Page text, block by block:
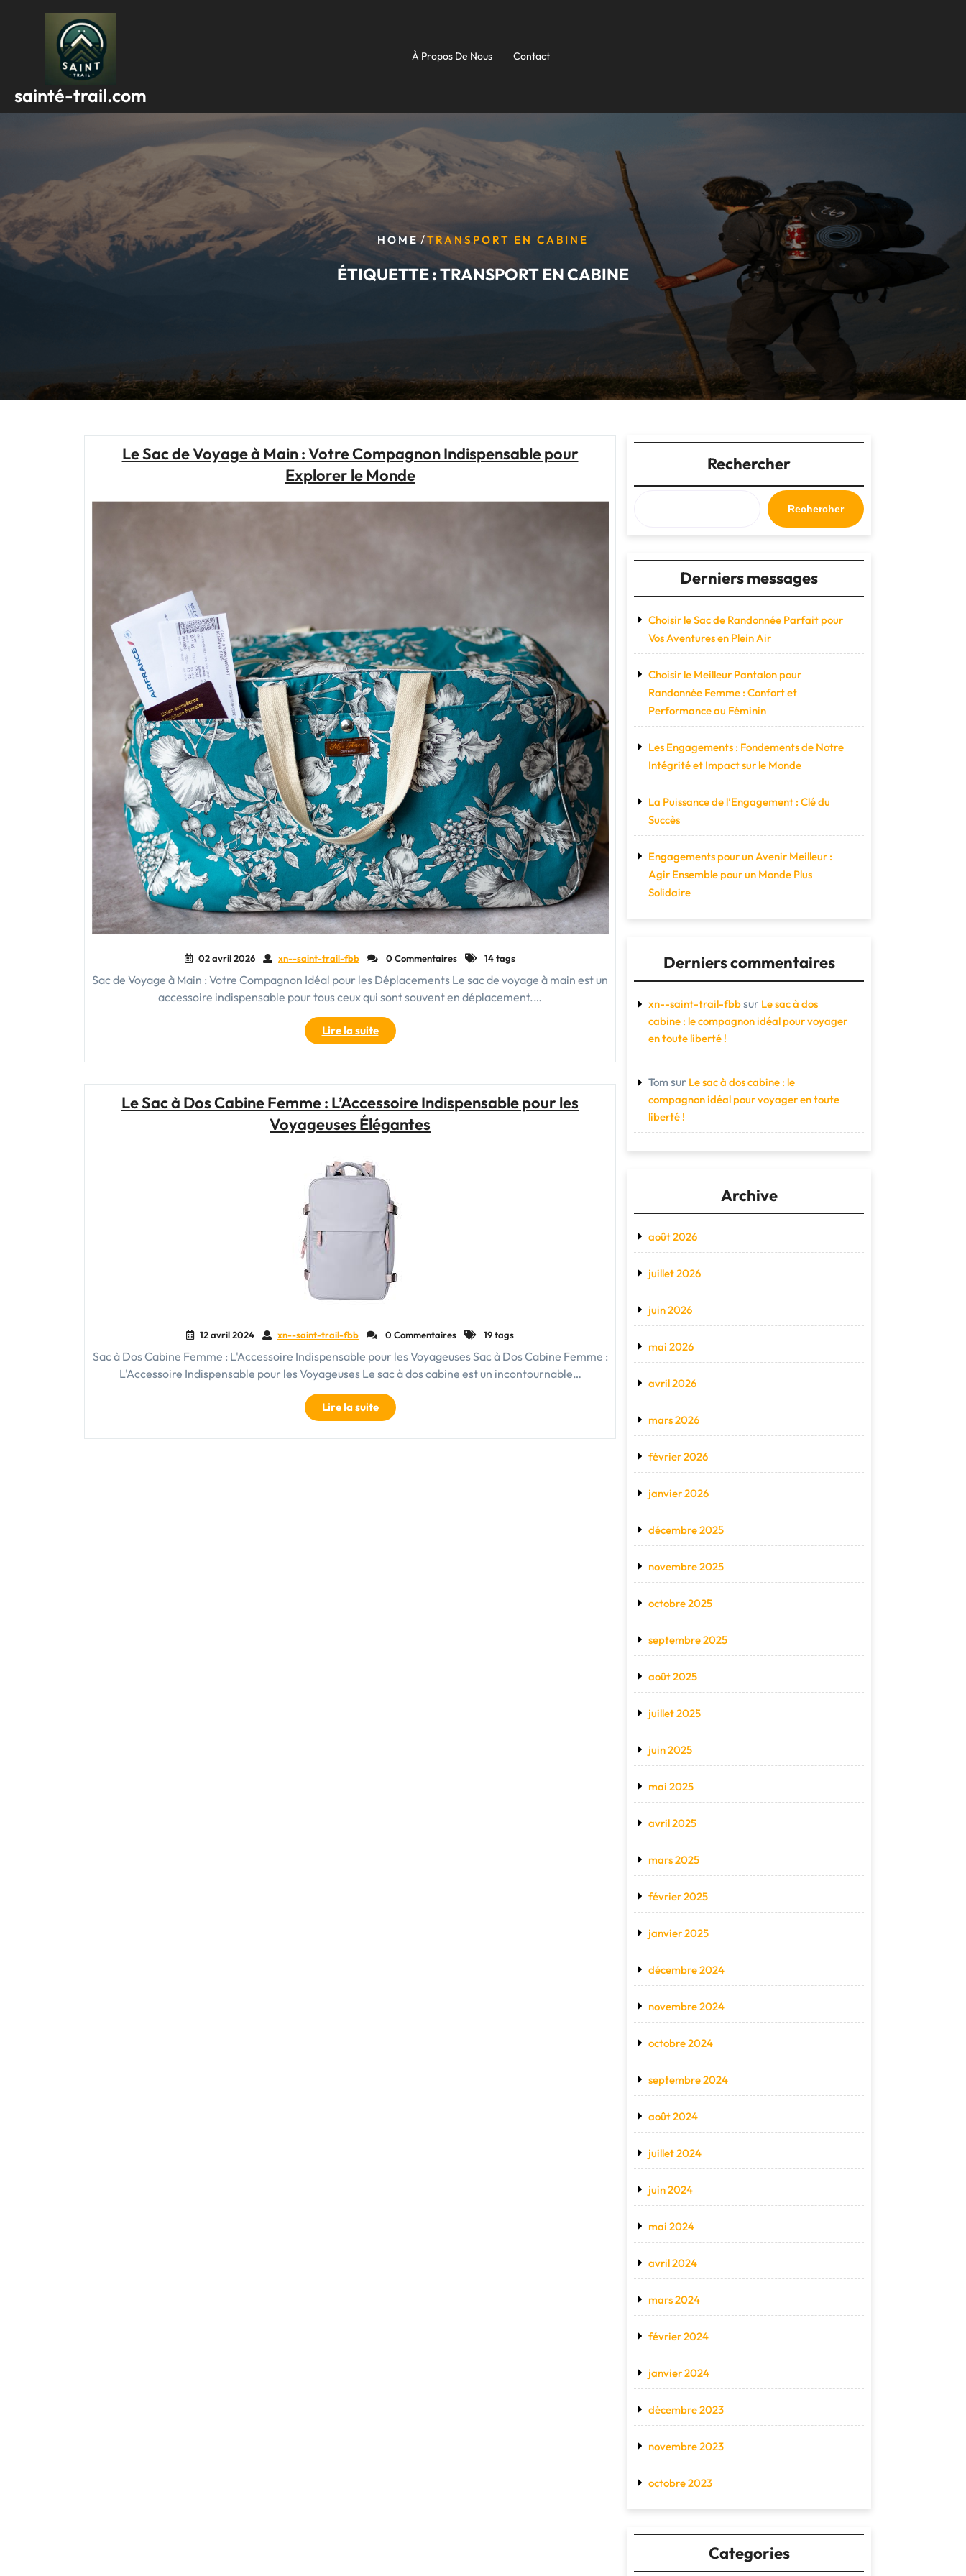
sainté-trail.com
À Propos De Nous Contact
HOME/TRANSPORT EN CABINE
ÉTIQUETTE :TRANSPORT EN CABINE
Le Sac de Voyage à Main : Votre Compagnon Indispensable pour
Explorer le Monde
02 avril 2026 xn--saint-trail-fbb 0 Commentaires 14 tags
Sac de Voyage à Main : Votre Compagnon Idéal pour les Déplacements Le sac de voyage à main est un
accessoire indispensable pour tous ceux qui sont souvent en déplacement.…
Lire la suite"Le
Sac
de
Main
:
pour
Explorer
le
Monde"
Le Sac à Dos Cabine Femme : L’Accessoire Indispensable pour les
Voyageuses Élégantes
12 avril 2024 xn--saint-trail-fbb 0 Commentaires 19 tags
Sac à Dos Cabine Femme : L'Accessoire Indispensable pour les Voyageuses Sac à Dos Cabine Femme :
L'Accessoire Indispensable pour les Voyageuses Le sac à dos cabine est un incontournable…
Lire la suite"Le
Sac
à
Rechercher
Rechercher
Derniers messages
Choisir le Sac de Randonnée Parfait pour
Vos Aventures en Plein Air
Choisir le Meilleur Pantalon pour
Randonnée Femme : Confort et
Performance au Féminin
Les Engagements : Fondements de Notre
Intégrité et Impact sur le Monde
La Puissance de l’Engagement : Clé du
Succès
Engagements pour un Avenir Meilleur :
Agir Ensemble pour un Monde Plus
Solidaire
Derniers commentaires
xn--saint-trail-fbbsur Le sac à dos
cabine : le compagnon idéal pour voyager
en toute liberté !
Tom sur Le sac à dos cabine : le
compagnon idéal pour voyager en toute
liberté !
Archive
août 2026
juillet 2026
juin 2026
mai 2026
avril 2026
mars 2026
février 2026
janvier 2026
décembre 2025
novembre 2025
octobre 2025
septembre 2025
août 2025
juillet 2025
juin 2025
mai 2025
avril 2025
mars 2025
février 2025
janvier 2025
décembre 2024
novembre 2024
octobre 2024
septembre 2024
août 2024
juillet 2024
juin 2024
mai 2024
avril 2024
mars 2024
février 2024
janvier 2024
décembre 2023
novembre 2023
octobre 2023
Categories